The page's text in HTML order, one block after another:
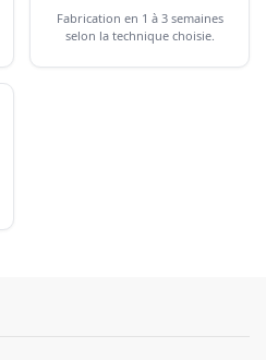
Fabrication en 1 à 3 semaines
selon la technique choisie.